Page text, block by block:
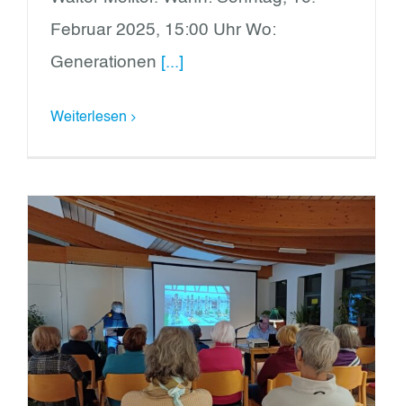
Februar 2025, 15:00 Uhr Wo:
Generationen [...]
Weiterlesen